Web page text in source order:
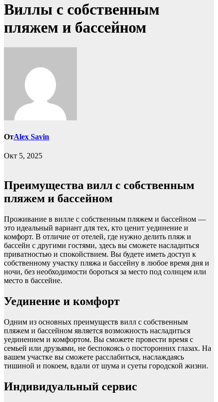
Виллы с собственным
пляжем и бассейном
ОтAlex Savin
Окт 5, 2025
Преимущества вилл с собственным
пляжем и бассейном
Проживание в вилле с собственным пляжем и бассейном —
это идеальный вариант для тех, кто ценит уединение и
комфорт. В отличие от отелей, где нужно делить пляж и
бассейн с другими гостями, здесь вы сможете насладиться
приватностью и спокойствием. Вы будете иметь доступ к
собственному участку пляжа и бассейну в любое время дня и
ночи, без необходимости бороться за место под солнцем или
место в бассейне.
Уединение и комфорт
Одним из основных преимуществ вилл с собственным
пляжем и бассейном является возможность насладиться
уединением и комфортом. Вы сможете провести время с
семьей или друзьями, не беспокоясь о посторонних глазах. На
вашем участке вы сможете расслабиться, наслаждаясь
тишиной и покоем, вдали от шума и суеты городской жизни.
Индивидуальный сервис